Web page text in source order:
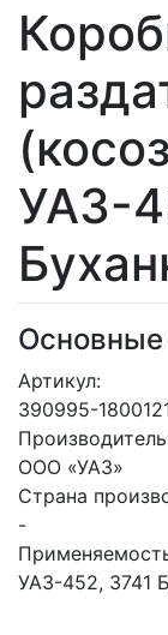
УАЗ-
Основные
Артикул:
390995-
ООО «УАЗ»
Страна
-
УАЗ-452, 3741